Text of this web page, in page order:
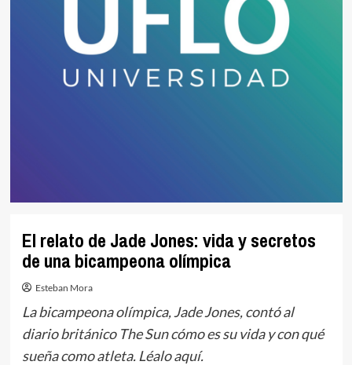
El relato de Jade Jones: vida y secretos
de una bicampeona olímpica
Esteban Mora
La bicampeona olímpica, Jade Jones, contó al
diario británico The Sun cómo es su vida y con qué
sueña como atleta. Léalo aquí.